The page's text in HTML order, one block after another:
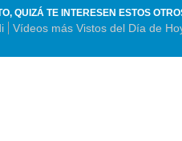
QUIZÁ TE INTERESEN ESTOS
Vídeos más Vistos del Día de